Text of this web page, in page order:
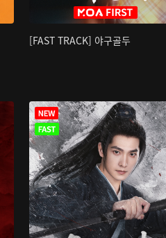
[FAST TRACK] 야구골두